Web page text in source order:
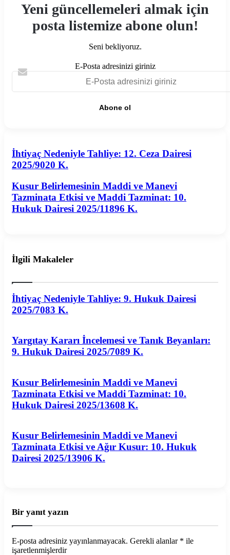
Yeni güncellemeleri almak için
posta listemize abone olun!
Seni bekliyoruz.
E-Posta adresinizi giriniz
İhtiyaç Nedeniyle Tahliye: 12. Ceza Dairesi 2025/9020 K.
İhtiyaç Nedeniyle Tahliye: 12. Ceza Dairesi
2025/9020 K.
Kusur Belirlemesinin Maddi ve Manevi Tazminata Etkisi ve
Maddi Tazminat: 10. Hukuk Dairesi 2025/11896 K.
Kusur Belirlemesinin Maddi ve Manevi
Tazminata Etkisi ve Maddi Tazminat: 10.
Hukuk Dairesi 2025/11896 K.
İlgili Makaleler
İhtiyaç Nedeniyle Tahliye: 9. Hukuk Dairesi
2025/7083 K.
Yargıtay Kararı İncelemesi ve Tanık Beyanları:
9. Hukuk Dairesi 2025/7089 K.
Kusur Belirlemesinin Maddi ve Manevi
Tazminata Etkisi ve Maddi Tazminat: 10.
Hukuk Dairesi 2025/13608 K.
Kusur Belirlemesinin Maddi ve Manevi
Tazminata Etkisi ve Ağır Kusur: 10. Hukuk
Dairesi 2025/13906 K.
Bir yanıt yazın
E-posta adresiniz yayınlanmayacak. Gerekli alanlar * ile
işaretlenmişlerdir